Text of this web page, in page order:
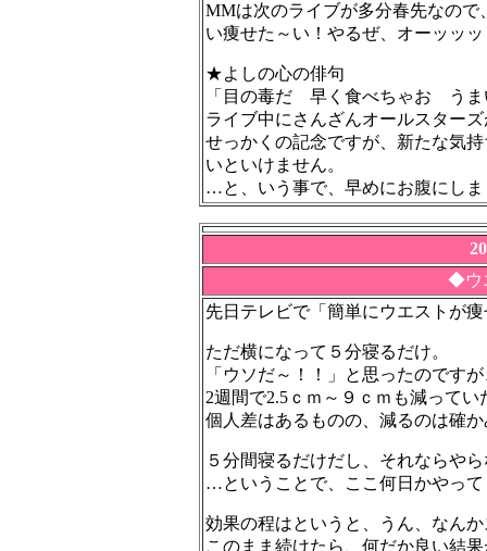
MMは次のライブが多分春先なの
い痩せた～い！ やるぜ、オーッッ
★よしの心の俳句
「目の毒だ 早く食べちゃお うま
ライブ中にさんざんオールスター
せっかくの記念ですが、新たな気
いといけません。
…と、いう事で、早めにお腹にし
◆ウ
先日テレビで「簡単にウエストが
ただ横になって５分寝るだけ。
「ウソだ～！！」と思ったのです
2週間で2.5ｃｍ～９ｃｍも減ってい
個人差はあるものの、減るのは確
５分間寝るだけだし、それならや
…ということで、ここ何日かやって
効果の程はというと、うん、なん
このまま続けたら、何だか良い結